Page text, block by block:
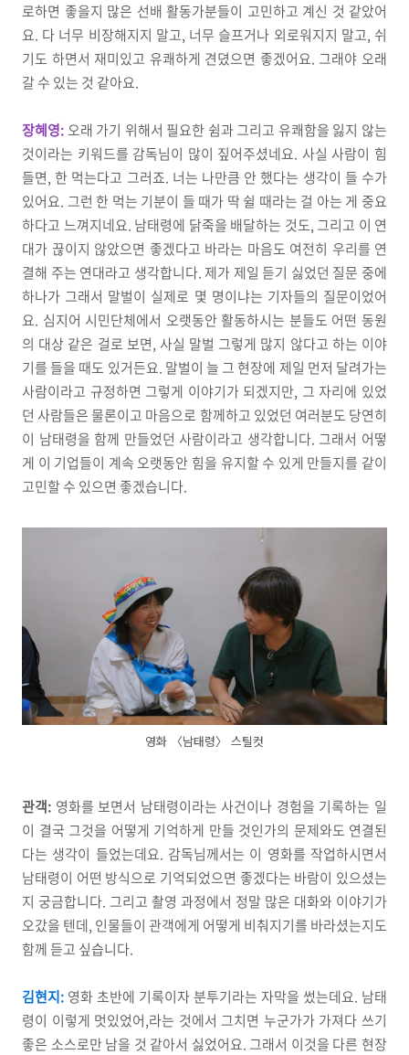
로하면 좋을지 많은 선배 활동가분들이 고민하고 계신 것 같았어
요. 다 너무 비장해지지 말고, 너무 슬프거나 외로워지지 말고, 쉬
기도 하면서 재미있고 유쾌하게 견뎠으면 좋겠어요. 그래야 오래
갈 수 있는 것 같아요.
장혜영:오래 가기 위해서 필요한 쉼과 그리고 유쾌함을 잃지 않는
것이라는 키워드를 감독님이 많이 짚어주셨네요. 사실 사람이 힘
들면, 한 먹는다고 그러죠. 너는 나만큼 안 했다는 생각이 들 수가
있어요. 그런 한 먹는 기분이 들 때가 딱 쉴 때라는 걸 아는 게 중요
하다고 느껴지네요. 남태령에 닭죽을 배달하는 것도, 그리고 이 연
대가 끊이지 않았으면 좋겠다고 바라는 마음도 여전히 우리를 연
결해 주는 연대라고 생각합니다. 제가 제일 듣기 싫었던 질문 중에
하나가 그래서 말벌이 실제로 몇 명이냐는 기자들의 질문이었어
요. 심지어 시민단체에서 오랫동안 활동하시는 분들도 어떤 동원
의 대상 같은 걸로 보면, 사실 말벌 그렇게 많지 않다고 하는 이야
기를 들을 때도 있거든요. 말벌이 늘 그 현장에 제일 먼저 달려가는
사람이라고 규정하면 그렇게 이야기가 되겠지만, 그 자리에 있었
던 사람들은 물론이고 마음으로 함께하고 있었던 여러분도 당연히
이 남태령을 함께 만들었던 사람이라고 생각합니다. 그래서 어떻
게 이 기업들이 계속 오랫동안 힘을 유지할 수 있게 만들지를 같이
고민할 수 있으면 좋겠습니다.
영화 〈남태령〉 스틸컷
관객: 영화를 보면서 남태령이라는 사건이나 경험을 기록하는 일
이 결국 그것을 어떻게 기억하게 만들 것인가의 문제와도 연결된
다는 생각이 들었는데요. 감독님께서는 이 영화를 작업하시면서
남태령이 어떤 방식으로 기억되었으면 좋겠다는 바람이 있으셨는
지 궁금합니다. 그리고 촬영 과정에서 정말 많은 대화와 이야기가
오갔을 텐데, 인물들이 관객에게 어떻게 비춰지기를 바라셨는지도
함께 듣고 싶습니다.
김현지: 영화 초반에 기록이자 분투기라는 자막을 썼는데요. 남태
령이 이렇게 멋있었어,라는 것에서 그치면 누군가가 가져다 쓰기
좋은 소스로만 남을 것 같아서 싫었어요. 그래서 이것을 다른 현장